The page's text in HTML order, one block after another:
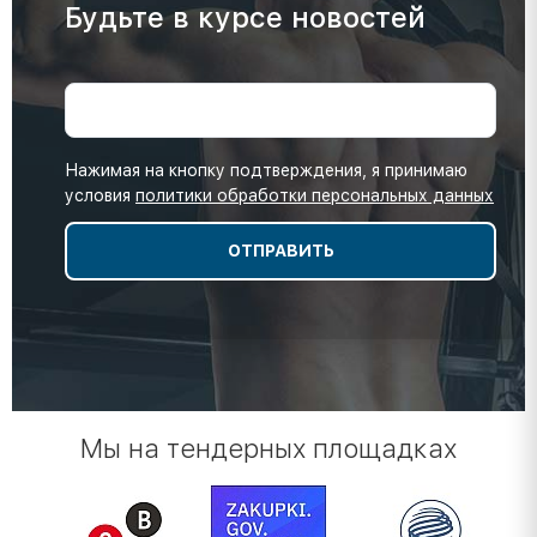
Будьте в курсе новостей
Нажимая на кнопку подтверждения, я принимаю
условия политики обработки персональных данных
Мы на тендерных площадках